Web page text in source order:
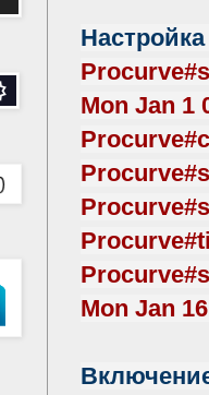
Mon Jan 1
Mon Jan